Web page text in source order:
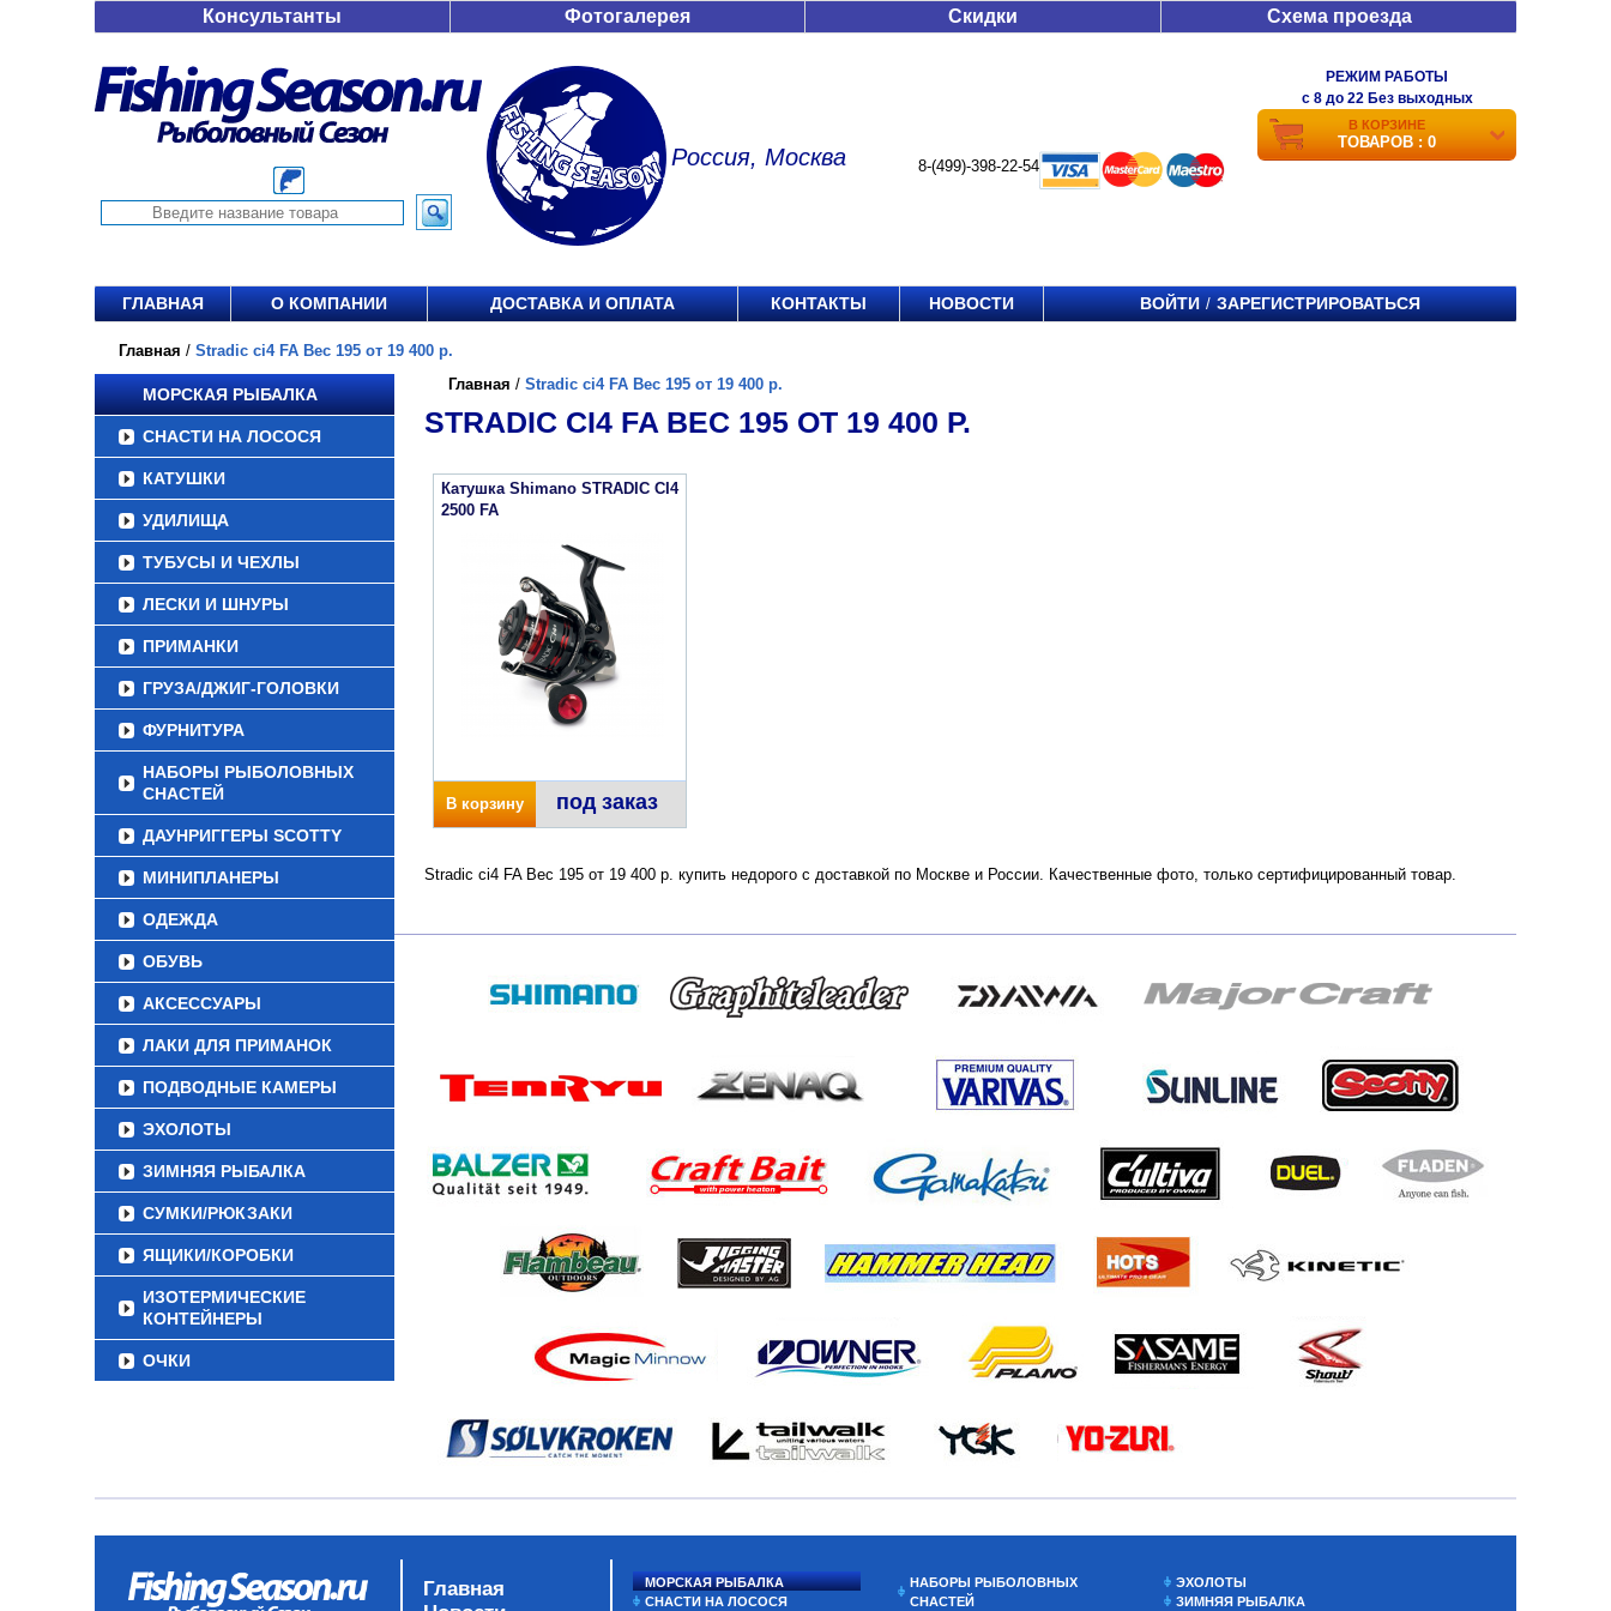
Консультанты Фотогалерея Скидки Схема проезда
Россия, Москва 8-(499)-398-22-54
РЕЖИМ РАБОТЫ
c 8 до 22 Без выходных
В КОРЗИНЕ
ТОВАРОВ : 0
ГЛАВНАЯ О КОМПАНИИ ДОСТАВКА И ОПЛАТА КОНТАКТЫ НОВОСТИ ВОЙТИ / ЗАРЕГИСТРИРОВАТЬСЯ
Главная / Stradic ci4 FA Вес 195 от 19 400 р.
МОРСКАЯ РЫБАЛКА
СНАСТИ НА ЛОСОСЯ
КАТУШКИ
УДИЛИЩА
ТУБУСЫ И ЧЕХЛЫ
ЛЕСКИ И ШНУРЫ
ПРИМАНКИ
ГРУЗА/ДЖИГ-ГОЛОВКИ
ФУРНИТУРА
НАБОРЫ РЫБОЛОВНЫХ
СНАСТЕЙ
ДАУНРИГГЕРЫ SCOTTY
МИНИПЛАНЕРЫ
ОДЕЖДА
ОБУВЬ
АКСЕССУАРЫ
ЛАКИ ДЛЯ ПРИМАНОК
ПОДВОДНЫЕ КАМЕРЫ
ЭХОЛОТЫ
ЗИМНЯЯ РЫБАЛКА
СУМКИ/РЮКЗАКИ
ЯЩИКИ/КОРОБКИ
ИЗОТЕРМИЧЕСКИЕ
КОНТЕЙНЕРЫ
ОЧКИ
Главная / Stradic ci4 FA Вес 195 от 19 400 р.
STRADIC CI4 FA ВЕС 195 ОТ 19 400 Р.
Катушка Shimano STRADIC CI4
2500 FA
В корзину под заказ
Stradic ci4 FA Вес 195 от 19 400 р. купить недорого с доставкой по Москве и России. Качественные фото, только сертифицированный товар.
Главная
МОРСКАЯ РЫБАЛКА
СНАСТИ НА ЛОСОСЯ
НАБОРЫ РЫБОЛОВНЫХ
СНАСТЕЙ
ЭХОЛОТЫ
ЗИМНЯЯ РЫБАЛКА